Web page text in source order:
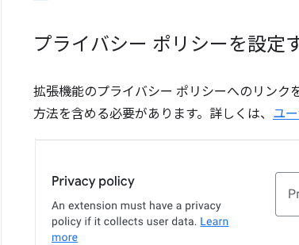
プライバシー ポリシーを設定
拡張機能のプライバシー ポリシーへのリンク
方法を含める必要があります。詳しくは、 ユ